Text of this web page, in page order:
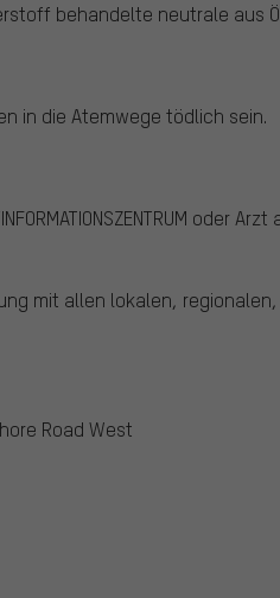
behandelte neutrale aus
in die Atemwege tödlich sein.
oder
mit allen lokalen,
Road West